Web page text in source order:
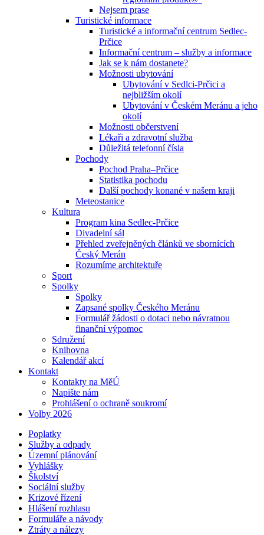
Nejsem prase
Turistické informace
Turistické a informační centrum Sedlec-
Prčice
Informační centrum – služby a informace
Jak se k nám dostanete?
Možnosti ubytování
Ubytování v Sedlci-Prčici a
nejbližším okolí
Ubytování v Českém Meránu a jeho
okolí
Možnosti občerstvení
Lékaři a zdravotní služba
Důležitá telefonní čísla
Pochody
Pochod Praha–Prčice
Statistika pochodu
Další pochody konané v našem kraji
Meteostanice
Kultura
Program kina Sedlec-Prčice
Divadelní sál
Přehled zveřejněných článků ve sbornících
Český Merán
Rozumíme architektuře
Sport
Spolky
Spolky
Zapsané spolky Českého Meránu
Formulář žádosti o dotaci nebo návratnou
finanční výpomoc
Sdružení
Knihovna
Kalendář akcí
Kontakt
Kontakty na MěÚ
Napište nám
Prohlášení o ochraně soukromí
Volby 2026
Poplatky
Služby a odpady
Územní plánování
Vyhlášky
Školství
Sociální služby
Krizové řízení
Hlášení rozhlasu
Formuláře a návody
Ztráty a nálezy